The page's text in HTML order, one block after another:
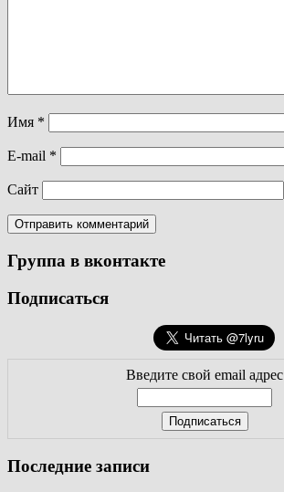
Имя *
E-mail *
Сайт
Группа в вконтакте
Подписаться
Введите свой email адрес
Последние записи